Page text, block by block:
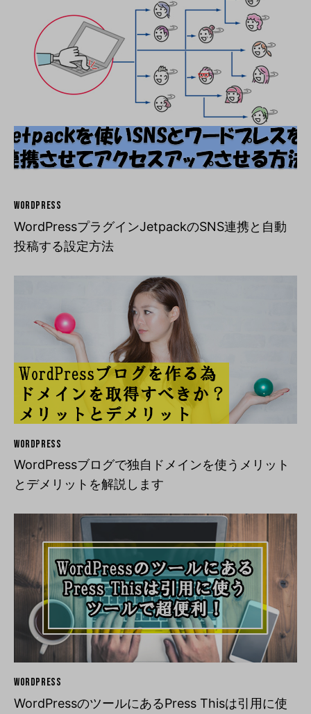
WORDPRESS
WordPressプラグインJetpackのSNS連携と自動
投稿する設定方法
WORDPRESS
WordPressブログで独自ドメインを使うメリット
とデメリットを解説します
WORDPRESS
WordPressのツールにあるPress Thisは引用に使